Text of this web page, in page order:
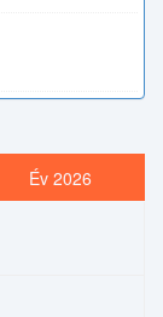
Év 2026